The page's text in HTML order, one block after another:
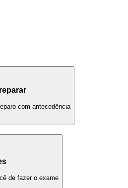
com antecedência
de fazer o exame